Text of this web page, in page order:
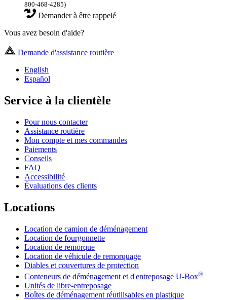
800-468-4285)
Demander à être rappelé
Vous avez besoin d'aide?
Demande d'assistance routière
English
Español
Service à la clientèle
Pour nous contacter
Assistance routière
Mon compte et mes commandes
Paiements
Conseils
FAQ
Accessibilité
Évaluations des clients
Locations
Location de camion de déménagement
Location de fourgonnette
Location de remorque
Location de véhicule de remorquage
Diables et couvertures de protection
Conteneurs de déménagement et d'entreposage U-Box®
Unités de libre-entreposage
Boîtes de déménagement réutilisables en plastique